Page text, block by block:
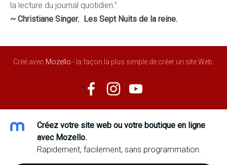
la lecture du journal quotidien."
~ Christiane Singer, Les Sept Nuits de la reine.
Créé avec Mozello - la façon la plus simple de créer un site Web.
Créez votre site web ou votre boutique en ligne
avec Mozello.
Rapidement, facilement, sans programmation.